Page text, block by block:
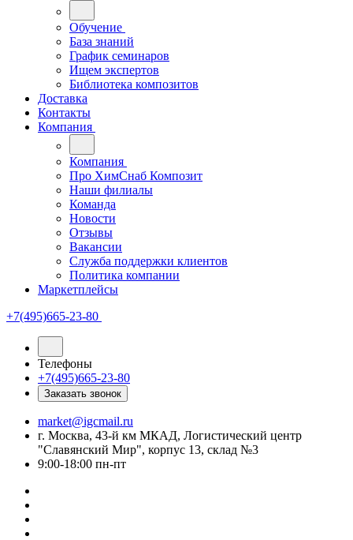
Обучение
База знаний
График семинаров
Ищем экспертов
Библиотека композитов
Доставка
Контакты
Компания
Компания
Про ХимСнаб Композит
Наши филиалы
Команда
Новости
Отзывы
Вакансии
Служба поддержки клиентов
Политика компании
Маркетплейсы
+7(495)665-23-80
Телефоны
+7(495)665-23-80
Заказать звонок
market@igcmail.ru
г. Москва, 43-й км МКАД, Логистический центр
"Славянский Мир", корпус 13, склад №3
9:00-18:00 пн-пт